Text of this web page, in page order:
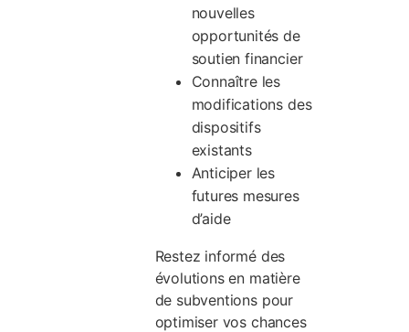
nouvelles
opportunités de
soutien financier
Connaître les
modifications des
dispositifs
existants
Anticiper les
futures mesures
d’aide
Restez informé des
évolutions en matière
de subventions pour
optimiser vos chances